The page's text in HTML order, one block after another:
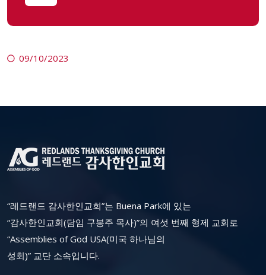
09/10/2023
“레드랜드 감사한인교회”는 Buena Park에 있는
“감사한인교회(담임 구봉주 목사)”의 여섯 번째 형제 교회로
“Assemblies of God USA(미국 하나님의
성회)” 교단 소속입니다.